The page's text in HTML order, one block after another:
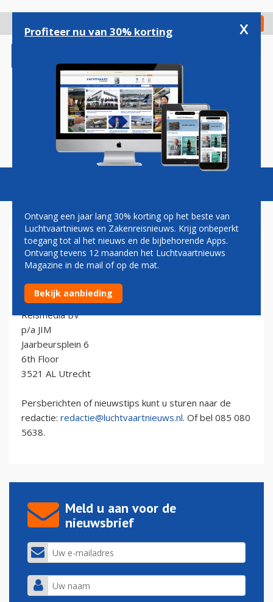
gaan
Check in
Magazine Podcasts Vacatures
REDACTIE
Luchtvaartnieuws.nl is onderdeel van:
Reismedia BV
p/a JIM
Jaarbeursplein 6
6th Floor
3521 AL Utrecht
Persberichten of nieuwstips kunt u sturen naar de
redactie: redactie@luchtvaartnieuws.nl. Of bel 085 080
5638.
Meld u aan voor de
nieuwsbrief
Profiteer nu van 30% korting x
Ontvang een jaar lang 30% korting op het beste van
Luchtvaartnieuws en Zakenreisnieuws. Krijg onbeperkt
toegang tot al het nieuws en de bijbehorende Apps.
Ontvang tevens 12 maanden het Luchtvaartnieuws
Magazine in de mail of op de mat.
Bekijk aanbieding